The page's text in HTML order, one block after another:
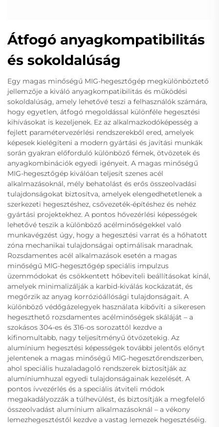
Átfogó anyagkompatibilitás
és sokoldalúság
Egy magas minőségű MIG-hegesztőgép megkülönböztető
jellemzője a kiváló anyagkompatibilitás és működési
sokoldalúság, amely lehetővé teszi a felhasználók számára,
hogy egyetlen, átfogó megoldással különféle hegesztési
kihívásokat is kezeljenek. Ez az alkalmazkodóképesség a
fejlett paramétervezérlési rendszerekből ered, amelyek
képesek kielégíteni a modern gyártási és javítási munkák
során gyakran előforduló különböző fémek, ötvözetek és
anyagkombinációk egyedi igényeit. A magas minőségű
MIG-hegesztőgép kiválóan teljesít szenes acél
alkalmazásoknál, mély behatolást és erős összeolvadási
tulajdonságokat biztosítva, amelyek elengedhetetlenek a
szerkezeti hegesztéshez, csővezeték-építéshez és nehéz
gyártási projektekhez. A pontos hővezérlési képességek
lehetővé teszik a különböző acélminőségekkel való
munkavégzést úgy, hogy a hegesztési varrat és a hőhatott
zóna mechanikai tulajdonságai optimálisak maradnak.
Rozsdamentes acél alkalmazások esetén a magas
minőségű MIG-hegesztőgép speciális impulzus
üzemmódokat és csökkentett hőbeviteli beállításokat kínál,
amelyek minimalizálják a karbid-kiválás kockázatát, és
megőrzik az anyag korrózióállósági tulajdonságait. A
különböző védőgázelegyek használata kibővíti a sikeresen
hegeszthető rozsdamentes acélminőségek skáláját – a
szokásos 304-es és 316-os sorozattól kezdve a
kifinomultabb, nagy teljesítményű ötvözetekig. Az
alumínium hegesztési képességek további jelentős előnyt
jelentenek a magas minőségű MIG-hegesztőrendszerben,
ahol speciális huzaladagoló rendszerek biztosítják az
alumíniumhuzal egyedi tulajdonságainak kezelését. A
pontos ívvezérlés és a speciális átviteli módok
megakadályozzák a túlhevülést, és biztosítják a megfelelő
összeolvadást alumínium alkalmazásoknál – a vékony
lemezhegesztéstől kezdve a vastag lemezek hegesztéséig.